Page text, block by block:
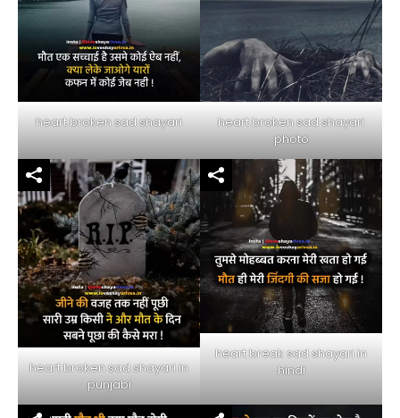
heart broken sad shayari
heart broken sad shayari
photo
heart broken sad shayari in
punjabi
heart break sad shayari in
hindi